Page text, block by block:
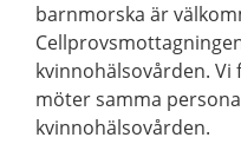
barnmorska är
kvinnohälsovården. Vi
möter samma
kvinnohälsovården.